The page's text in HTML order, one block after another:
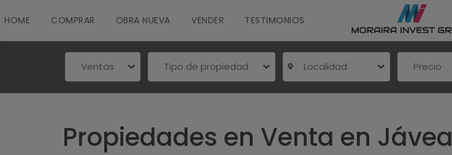
HOME COMPRAR OBRA NUEVA VENDER TESTIMONIOS
Ventas Tipo de propiedad Localidad Precio
Propiedades en Venta en Jávea